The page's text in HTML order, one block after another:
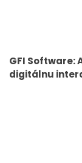
GFI Software:
digitálnu